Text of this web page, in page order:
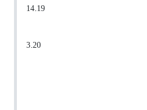
14.19
3.20